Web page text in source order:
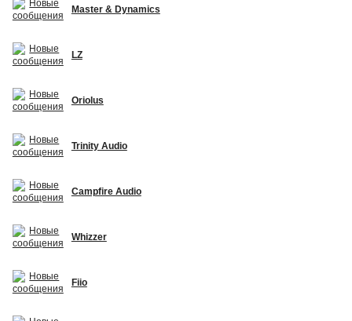
Master & Dynamics
LZ
Oriolus
Trinity Audio
Campfire Audio
Whizzer
Fiio